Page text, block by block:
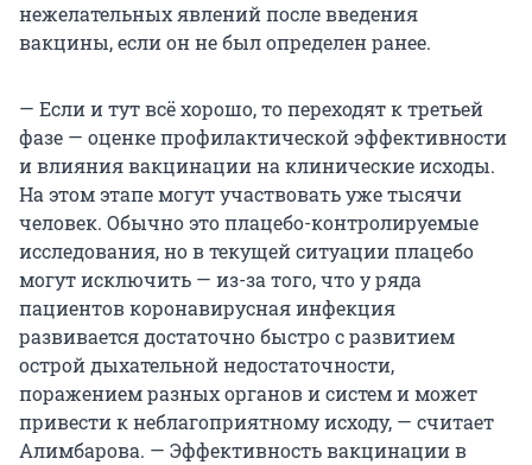
нежелательных явлений после введения
вакцины, если он не был определен ранее.
— Если и тут всё хорошо, то переходят к третьей
фазе — оценке профилактической эффективности
и влияния вакцинации на клинические исходы.
На этом этапе могут участвовать уже тысячи
человек. Обычно это плацебо-контролируемые
исследования, но в текущей ситуации плацебо
могут исключить — из-за того, что у ряда
пациентов коронавирусная инфекция
развивается достаточно быстро с развитием
острой дыхательной недостаточности,
поражением разных органов и систем и может
привести к неблагоприятному исходу, — считает
Алимбарова. — Эффективность вакцинации в